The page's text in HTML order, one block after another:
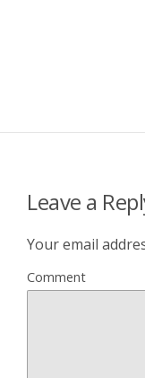
Leave a
Your email
Comment